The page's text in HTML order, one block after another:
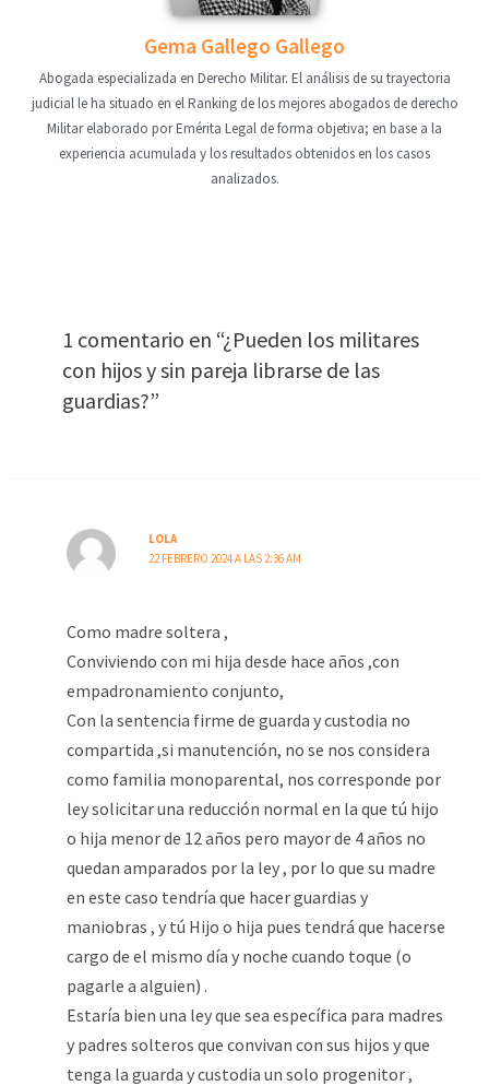
Gema Gallego Gallego
Abogada especializada en Derecho Militar. El análisis de su trayectoria
judicial le ha situado en el Ranking de los mejores abogados de derecho
Militar elaborado por Emérita Legal de forma objetiva; en base a la
experiencia acumulada y los resultados obtenidos en los casos
analizados.
1 comentario en “¿Pueden los militares
con hijos y sin pareja librarse de las
guardias?”
LOLA
22 FEBRERO 2024 A LAS 2:36 AM
Como madre soltera ,
Conviviendo con mi hija desde hace años ,con
empadronamiento conjunto,
Con la sentencia firme de guarda y custodia no
compartida ,si manutención, no se nos considera
como familia monoparental, nos corresponde por
ley solicitar una reducción normal en la que tú hijo
o hija menor de 12 años pero mayor de 4 años no
quedan amparados por la ley , por lo que su madre
en este caso tendría que hacer guardias y
maniobras , y tú Hijo o hija pues tendrá que hacerse
cargo de el mismo día y noche cuando toque (o
pagarle a alguien) .
Estaría bien una ley que sea específica para madres
y padres solteros que convivan con sus hijos y que
tenga la guarda y custodia un solo progenitor ,